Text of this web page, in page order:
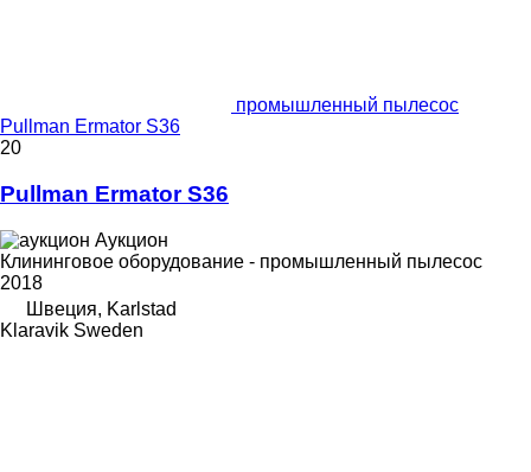
промышленный пылесос
Pullman Ermator S36
20
Pullman Ermator S36
Аукцион
Клининговое оборудование - промышленный пылесос
2018
Швеция, Karlstad
Klaravik Sweden